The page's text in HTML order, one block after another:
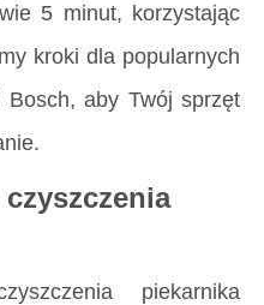
5 minut, korzystając
kroki dla popularnych
aby Twój sprzęt
piekarnika